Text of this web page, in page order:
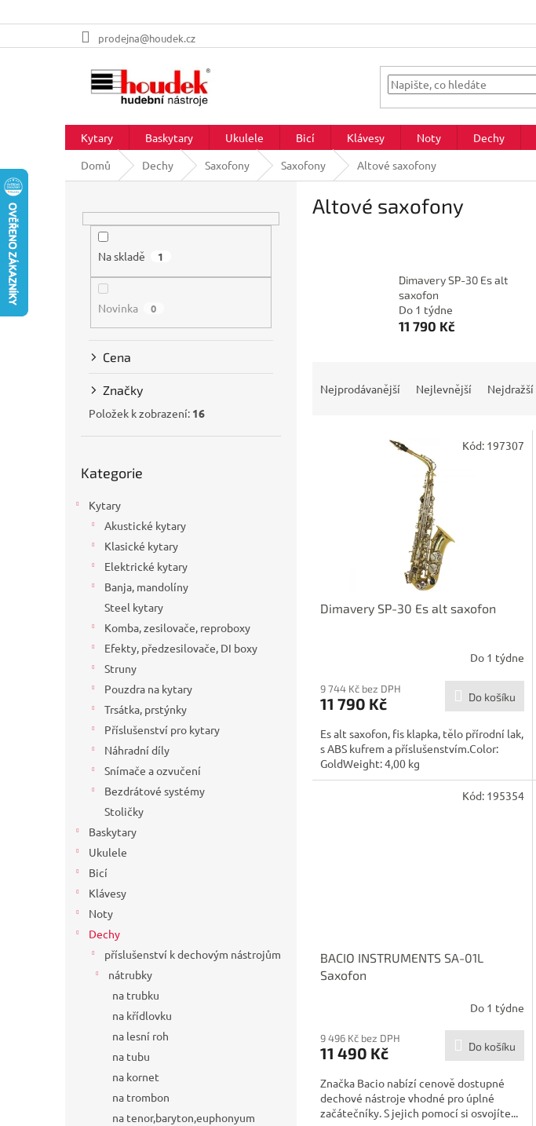
na
prodejna@houdek.cz
Kytary Baskytary Ukulele Bicí Klávesy Noty Dechy
Domů
Dechy Saxofony Saxofony Altové saxofony
Na skladě 1
Novinka 0
Cena
Značky
Položek k zobrazení: 16
kategorie
Kategorie
Kytary
Akustické kytary
Klasické kytary
Elektrické kytary
Banja, mandolíny
Steel kytary
Komba, zesilovače, reproboxy
Efekty, předzesilovače, DI boxy
Struny
Pouzdra na kytary
Trsátka, prstýnky
Příslušenství pro kytary
Náhradní díly
Snímače a ozvučení
Bezdrátové systémy
Stoličky
Baskytary
Ukulele
Bicí
Klávesy
Noty
Dechy
příslušenství k dechovým nástrojům
nátrubky
na trubku
na křídlovku
na lesní roh
na tubu
na kornet
na trombon
na tenor,baryton,euphonyum
Altové saxofony
Dimavery SP-30 Es alt
saxofon
Do 1 týdne
11 790 Kč
Nejprodávanější Nejlevnější Nejdražší
Dimavery SP-30 Es alt saxofon
Do 1 týdne
9 744 Kč bez DPH
11 790 Kč Do košíku
Es alt saxofon, fis klapka, tělo přírodní lak,
s ABS kufrem a příslušenstvím.Color:
GoldWeight: 4,00 kg
Kód: 197307
BACIO INSTRUMENTS SA-01L
Saxofon
Do 1 týdne
9 496 Kč bez DPH
11 490 Kč Do košíku
Značka Bacio nabízí cenově dostupné
dechové nástroje vhodné pro úplné
začátečníky. S jejich pomocí si osvojíte...
Kód: 195354